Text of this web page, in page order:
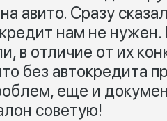
авито. Сразу
нам не
в отличие от их
без автокредита
еще и
советую!